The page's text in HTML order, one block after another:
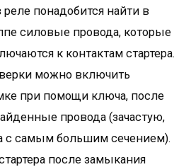
понадобится найти в
силовые провода, которые
к контактам стартера.
можно включить
при помощи ключа, после
провода (зачастую,
с самым большим сечением).
после замыкания